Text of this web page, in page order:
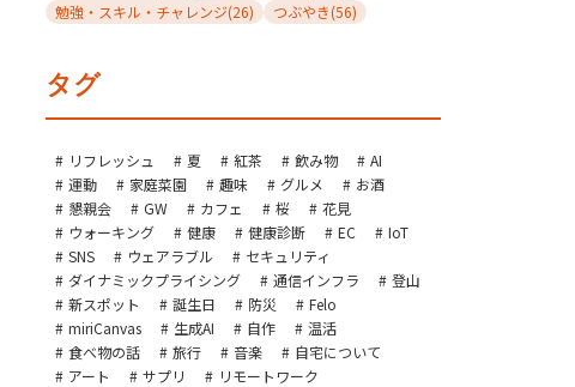
勉強・スキル・チャレンジ(26) つぶやき(56)
タグ
リフレッシュ 夏 紅茶 飲み物
AI
運動
家庭菜園 趣味 グルメ
お酒
懇親会
GW カフェ 桜
花見
ウォーキング
健康 健康診断 EC
IoT
SNS
ウェアラブル
セキュリティ
ダイナミックプライシング
通信インフラ
登山
新スポット
誕生日 防災
Felo
miriCanvas
生成AI 自作
温活
食べ物の話
旅行 音楽
自宅について
アート
サプリ
リモートワーク